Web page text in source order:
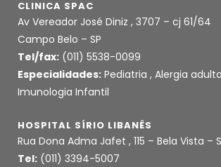
CLINICA SPAC
Av Vereador José Diniz , 3707 – cj 61/64
Campo Belo – SP
Tel/fax: (011) 5538-0099
Especialidades: Pediatria , Alergia
Imunologia Infantil
HOSPITAL SÍRIO LIBANÊS
Rua Dona Adma Jafet , 115 – Bela Vista –
Tel: (011) 3394-5007